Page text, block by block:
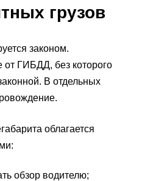
грузов
законом.
ГИБДД, без которого
В отдельных
облагается
обзор водителю;